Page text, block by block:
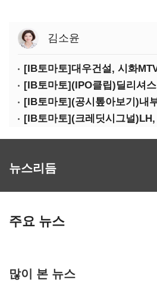
김소윤
뉴스리듬
주요 뉴스
많이 본 뉴스